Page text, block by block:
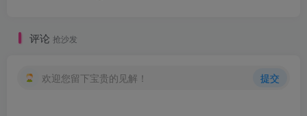
评论 抢沙发
欢迎您留下宝贵的见解！ 提交